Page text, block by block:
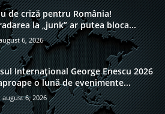
de criză pentru România!
la „junk” ar putea bloca...
6, 2026
Internațional George Enescu 2026
o lună de evenimente...
august 6, 2026